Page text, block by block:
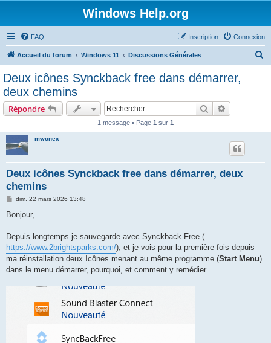
Windows Help.org
FAQ Connexion
Inscription
Accueil du forum Windows 11 Discussions Générales
Deux icônes Synckback free dans démarrer,
deux chemins
Répondre Rechercher
1 message • Page 1 sur 1
mwonex
Deux icônes Synckback free dans démarrer, deux
chemins
M
s
g
e
dim. 22 mars 2026 13:48
Bonjour,
Depuis longtemps je sauvegarde avec Synckback Free (
https://www.2brightsparks.com/), et je vois pour la première fois depuis
ma réinstallation deux Icônes menant au même programme (Start Menu)
dans le menu démarrer, pourquoi, et comment y remédier.